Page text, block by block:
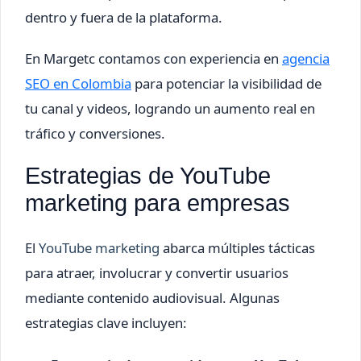
dentro y fuera de la plataforma.
En Margetc contamos con experiencia en agencia
SEO en Colombia para potenciar la visibilidad de
tu canal y videos, logrando un aumento real en
tráfico y conversiones.
Estrategias de YouTube
marketing para empresas
El YouTube marketing abarca múltiples tácticas
para atraer, involucrar y convertir usuarios
mediante contenido audiovisual. Algunas
estrategias clave incluyen: